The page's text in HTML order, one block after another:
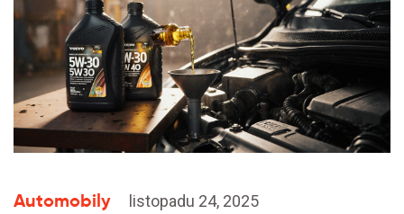
Automobily listopadu 24, 2025